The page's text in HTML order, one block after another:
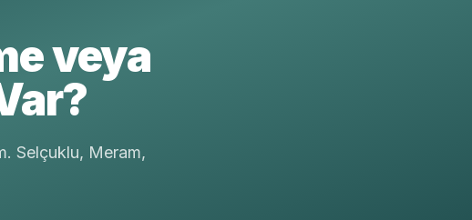
veya
Selçuklu, Meram,